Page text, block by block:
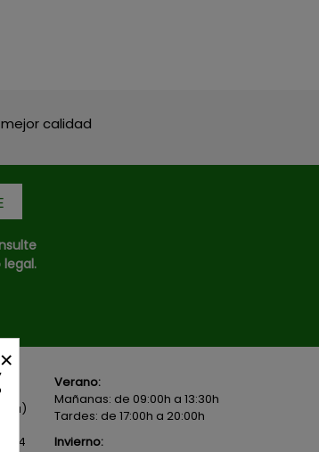
mejor calidad
654
Verano:
Mañanas: de 09:00h a 13:30h
Tardes: de 17:00h a 20:00h
Invierno:
×